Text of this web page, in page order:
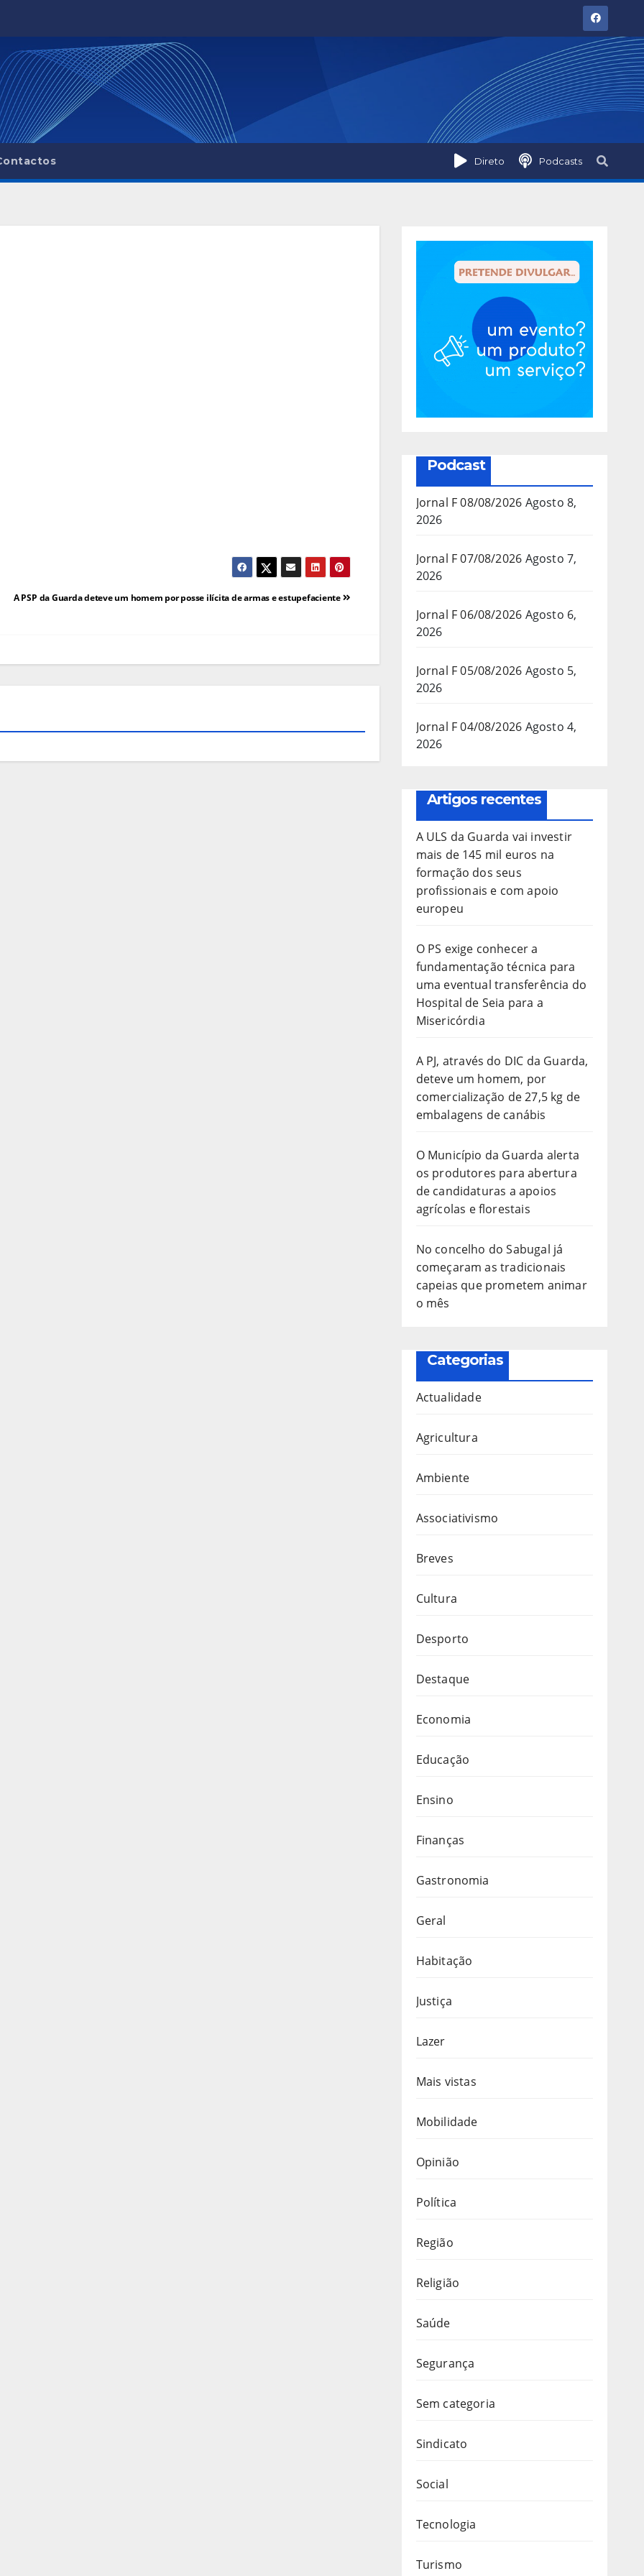
Direto Podcasts
A PSP da Guarda deteve um homem por posse ilícita de armas e estupefaciente
Podcast
Jornal F 08/08/2026 Agosto 8,
2026
Jornal F 07/08/2026 Agosto 7,
2026
Jornal F 06/08/2026 Agosto 6,
2026
Jornal F 05/08/2026 Agosto 5,
2026
Jornal F 04/08/2026 Agosto 4,
2026
Artigos recentes
A ULS da Guarda vai investir
mais de 145 mil euros na
formação dos seus
profissionais e com apoio
europeu
O PS exige conhecer a
fundamentação técnica para
uma eventual transferência do
Hospital de Seia para a
Misericórdia
A PJ, através do DIC da Guarda,
deteve um homem, por
comercialização de 27,5 kg de
embalagens de canábis
O Município da Guarda alerta
os produtores para abertura
de candidaturas a apoios
agrícolas e florestais
No concelho do Sabugal já
começaram as tradicionais
capeias que prometem animar
o mês
Categorias
Actualidade
Agricultura
Ambiente
Associativismo
Breves
Cultura
Desporto
Destaque
Economia
Educação
Ensino
Finanças
Gastronomia
Geral
Habitação
Justiça
Lazer
Mais vistas
Mobilidade
Opinião
Política
Região
Religião
Saúde
Segurança
Sem categoria
Sindicato
Social
Tecnologia
Turismo